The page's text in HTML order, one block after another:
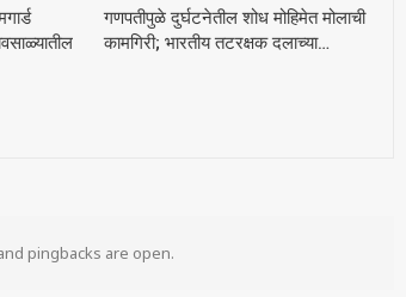
गणपतीपुळे दुर्घटनेतील शोध मोहिमेत मोलाची
कामगिरी; भारतीय तटरक्षक दलाच्या…
pingbacks are open.